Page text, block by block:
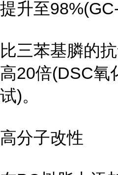
提升至
比三苯基膦的
高20倍(DSC氧
试)。
高分子改性